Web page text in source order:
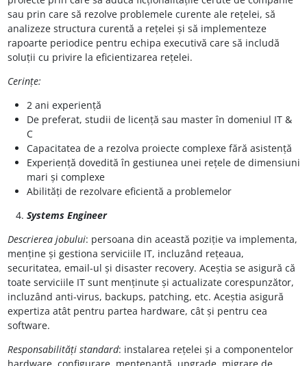
sau prin care să rezolve problemele curente ale rețelei, să
analizeze structura curentă a rețelei și să implementeze
rapoarte periodice pentru echipa executivă care să includă
soluții cu privire la eficientizarea rețelei.
Cerințe:
2 ani experiență
De preferat, studii de licență sau master în domeniul IT &
C
Capacitatea de a rezolva proiecte complexe fără asistență
Experiență dovedită în gestiunea unei rețele de dimensiuni
mari și complexe
Abilități de rezolvare eficientă a problemelor
Systems Engineer
Descrierea jobului: persoana din această poziție va implementa,
menține și gestiona serviciile IT, incluzând rețeaua,
securitatea, email-ul și disaster recovery. Aceștia se asigură că
toate serviciile IT sunt menținute și actualizate corespunzător,
incluzând anti-virus, backups, patching, etc. Aceștia asigură
expertiza atât pentru partea hardware, cât și pentru cea
software.
Responsabilități standard: instalarea rețelei și a componentelor